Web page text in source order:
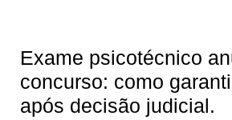
Exame psicotécnico
concurso: como
após decisão judicial.